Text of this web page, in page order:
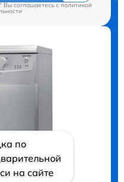
Вы соглашаетесь cполитикой
по
на сайте